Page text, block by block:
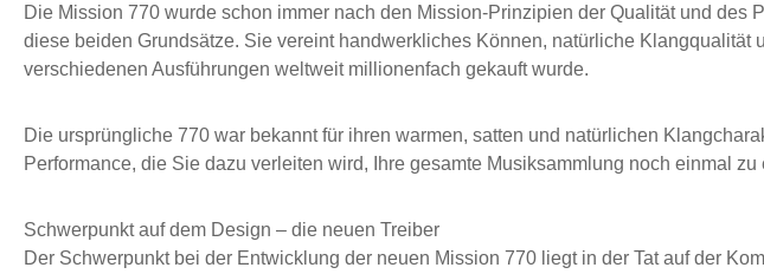
Die Mission 770 wurde schon immer nach den Mission-Prinzipien der Qualität und
diese beiden Grundsätze. Sie vereint handwerkliches Können, natürliche
verschiedenen Ausführungen weltweit millionenfach gekauft wurde.
Die ursprüngliche 770 war bekannt für ihren warmen, satten und natürlichen
Performance, die Sie dazu verleiten wird, Ihre gesamte Musiksammlung noch einmal zu
Schwerpunkt auf dem Design – die neuen Treiber
Der Schwerpunkt bei der Entwicklung der neuen Mission 770 liegt in der Tat auf der